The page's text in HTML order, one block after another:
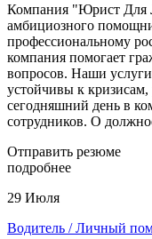
Компания "Юрист Для
амбициозного
профессиональному
компания помогает
вопросов. Наши
устойчивы к
сегодняшний день в
сотрудников. О
Отправить резюме
подробнее
29 Июля
Водитель / Личный